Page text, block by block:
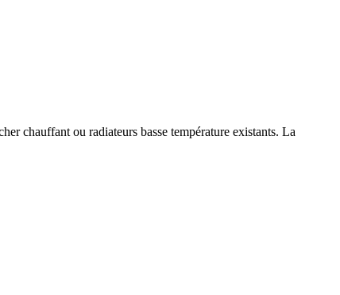
chauffant ou radiateurs basse température existants. La